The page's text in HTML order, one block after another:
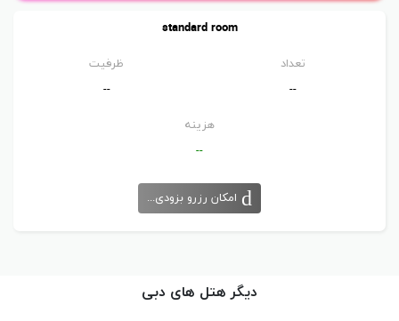
standard room
تعداد
--
ظرفیت
--
هزینه
--
امکان رزرو بزودی...
دیگر هتل های دبی